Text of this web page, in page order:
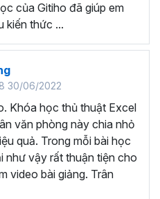
nhật hàng tuầnbạn hãy
0774 116 285 để được
trong khóa
Excel của
nhật các mẹo Excel văn
được update những nội
phòng như sau:
của Gitiho đã giúp em
kiến thức ...
30/06/2022
Khóa học thủ thuật Excel
văn phòng này chia nhỏ
quả. Trong mỗi bài học
như vậy rất thuận tiện cho
video bài giảng. Trân